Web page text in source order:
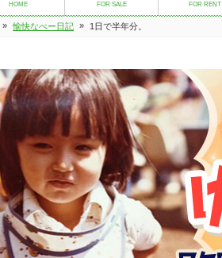
HOME FOR SALE FOR RENT
» 愉快なぺー日記 » 1日で半年分。